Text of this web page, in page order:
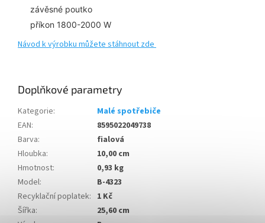
závěsné poutko
příkon 1800-2000 W
Návod k výrobku můžete stáhnout zde
Doplňkové parametry
Kategorie:
Malé spotřebiče
EAN:
8595022049738
Barva:
fialová
Hloubka:
10,00 cm
Hmotnost:
0,93 kg
Model:
B-4323
Recyklační poplatek: 1 Kč
Šířka:
25,60 cm